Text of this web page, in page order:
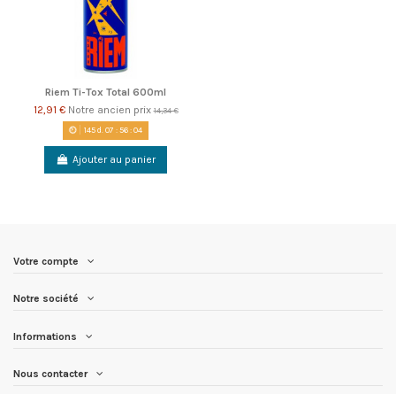
Riem Ti-Tox Total 600ml
12,91 € Notre ancien prix14,34 €
145d.07 :56:04
Ajouter au panier
Votre compte
Notre société
Informations
Nous contacter